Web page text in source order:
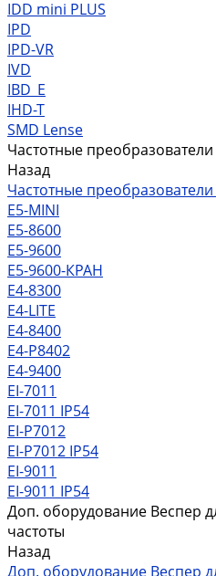
IDD mini PLUS
IPD
IРD-VR
IVD
IBD_E
IHD-T
SMD Lense
Частотные
Назад
Частотные
Е5-MINI
Е5-8600
Е5-9600
Е5-9600-КРАН
Е4-8300
Е4-LITE
E4-8400
Е4-P8402
E4-9400
EI-7011
EI-7011 IP54
EI-P7012
EI-P7012 IP54
EI-9011
EI-9011 IP54
Доп. оборудование Веспер
частоты
Назад
Доп. оборудование Веспер